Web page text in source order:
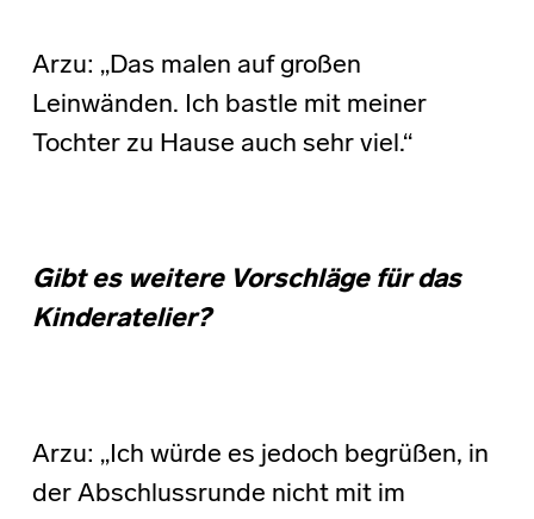
Arzu: „Das malen auf großen
Leinwänden. Ich bastle mit meiner
Tochter zu Hause auch sehr viel.“
Gibt es weitere Vorschläge für das
Kinderatelier?
Arzu: „Ich würde es jedoch begrüßen, in
der Abschlussrunde nicht mit im